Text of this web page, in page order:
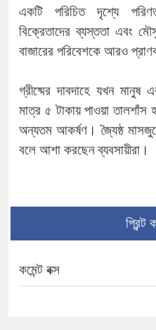
একটি পরিচিত দৃশ্যে
বিক্রেতাদের ব্যস্ততা এবং
বাজারের পরিবেশকে আরও
গ্রীষ্মের দাবদাহে যখন
মাত্র ৫ টাকায় পাওয়া তালশাঁস
অন্যতম আকর্ষণ। জ্যৈষ্ঠ
বলে আশা করছেন ব্যবসায়ীরা।
প্রিন্ট
কমেন্ট বক্স